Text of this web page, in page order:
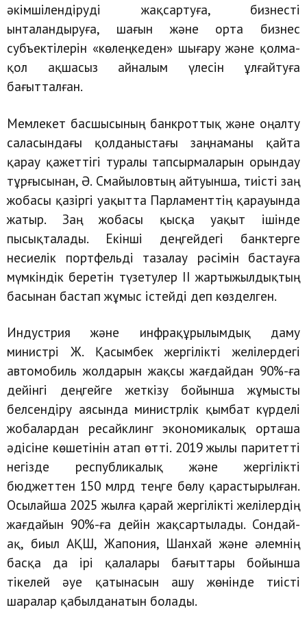
әкімшілендіруді жақсартуға, бизнесті
ынталандыруға, шағын және орта бизнес
субъектілерін «көлеңкеден» шығару және қолма-
қол ақшасыз айналым үлесін ұлғайтуға
бағытталған.
Мемлекет басшысының банкроттық және оңалту
саласындағы қолданыстағы заңнаманы қайта
қарау қажеттігі туралы тапсырмаларын орындау
тұрғысынан, Ә. Смайыловтың айтуынша, тиісті заң
жобасы қазіргі уақытта Парламенттің қарауында
жатыр. Заң жобасы қысқа уақыт ішінде
пысықталады. Екінші деңгейдегі банктерге
несиелік портфельді тазалау рәсімін бастауға
мүмкіндік беретін түзетулер ІІ жартыжылдықтың
басынан бастап жұмыс істейді деп көзделген.
Индустрия және инфрақұрылымдық даму
министрі Ж. Қасымбек жергілікті желілердегі
автомобиль жолдарын жақсы жағдайдан 90%-ға
дейінгі деңгейге жеткізу бойынша жұмысты
белсендіру аясында министрлік қымбат күрделі
жобалардан ресайклинг экономикалық орташа
әдісіне көшетінін атап өтті. 2019 жылы паритетті
негізде республикалық және жергілікті
бюджеттен 150 млрд теңге бөлу қарастырылған.
Осылайша 2025 жылға қарай жергілікті желілердің
жағдайын 90%-ға дейін жақсартылады. Сондай-
ақ, биыл АҚШ, Жапония, Шанхай және әлемнің
басқа да ірі қалалары бағыттары бойынша
тікелей әуе қатынасын ашу жөнінде тиісті
шаралар қабылданатын болады.